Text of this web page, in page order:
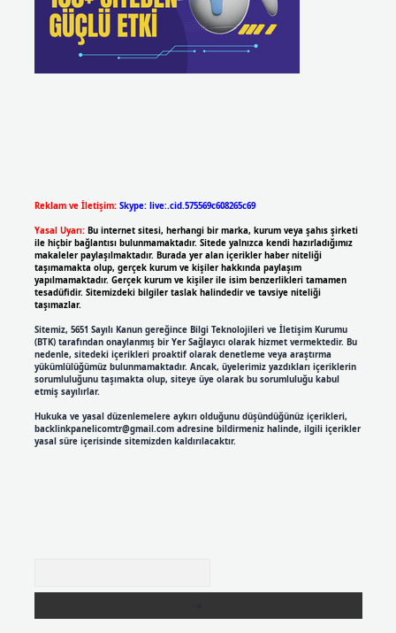
Reklam ve İletişim: Skype: live:.cid.575569c608265c69
Yasal Uyarı: Bu internet sitesi, herhangi bir marka, kurum veya şahıs şirketi
ile hiçbir bağlantısı bulunmamaktadır. Sitede yalnızca kendi hazırladığımız
makaleler paylaşılmaktadır. Burada yer alan içerikler haber niteliği
taşımamakta olup, gerçek kurum ve kişiler hakkında paylaşım
yapılmamaktadır. Gerçek kurum ve kişiler ile isim benzerlikleri tamamen
tesadüfidir. Sitemizdeki bilgiler taslak halindedir ve tavsiye niteliği
taşımazlar.
Sitemiz, 5651 Sayılı Kanun gereğince Bilgi Teknolojileri ve İletişim Kurumu
(BTK) tarafından onaylanmış bir Yer Sağlayıcı olarak hizmet vermektedir. Bu
nedenle, sitedeki içerikleri proaktif olarak denetleme veya araştırma
yükümlülüğümüz bulunmamaktadır. Ancak, üyelerimiz yazdıkları içeriklerin
sorumluluğunu taşımakta olup, siteye üye olarak bu sorumluluğu kabul
etmiş sayılırlar.
Hukuka ve yasal düzenlemelere aykırı olduğunu düşündüğünüz içerikleri,
backlinkpanelicomtr@gmail.comadresine bildirmeniz halinde, ilgili içerikler
yasal süre içerisinde sitemizden kaldırılacaktır.